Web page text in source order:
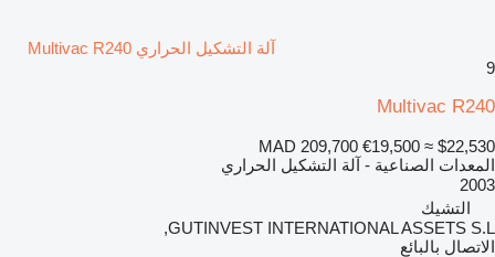
آلة التشكيل الحراري Multivac R240
9
Multivac R240
MAD 209,700 €19,500 ≈ $22,530
المعدات الصناعية - آلة التشكيل الحراري
2003
التشيك
GUTINVEST INTERNATIONAL ASSETS S.L,
الاتصال بالبائع